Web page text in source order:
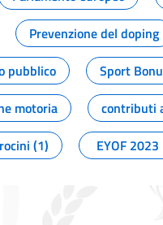
Prevenzione del doping
pubblico Sport
motoria contributi
(1) EYOF 2023